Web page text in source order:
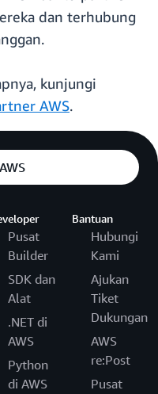
dan terhubung
kunjungi
AWS.
Pusat
Builder
SDK dan
Alat
.NET di
AWS
Python
di AWS
Bantuan
Hubungi
Kami
Ajukan
Tiket
Dukungan
AWS
re:Post
Pusat